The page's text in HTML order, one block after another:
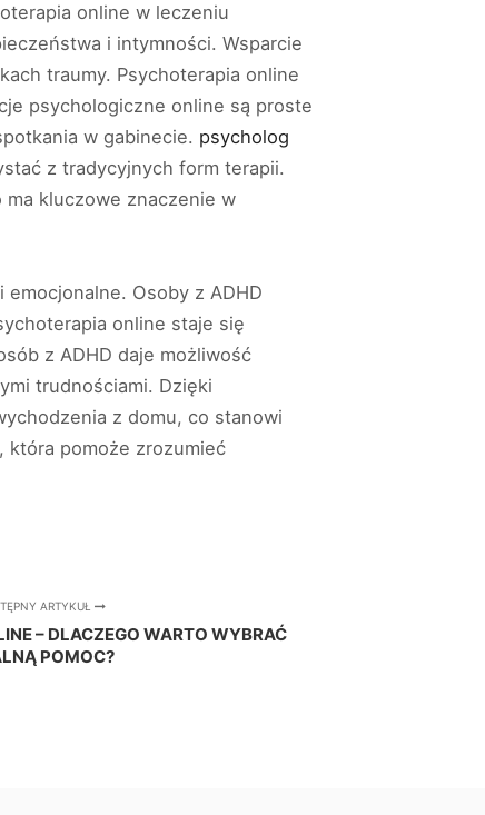
online w leczeniu
i intymności. Wsparcie
traumy. Psychoterapia online
psychologiczne online są proste
w gabinecie. psycholog
z tradycyjnych form terapii.
kluczowe znaczenie w
Osoby z ADHD
online staje się
z ADHD daje możliwość
trudnościami. Dzięki
z domu, co stanowi
która pomoże zrozumieć
ARTYKUŁ
– DLACZEGO WARTO WYBRAĆ
POMOC?